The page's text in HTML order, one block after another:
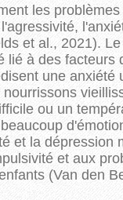
les problèmes
et al., 2021).
lié à des facteurs
une anxiété
ou un
et la dépression
et aux
(Van den